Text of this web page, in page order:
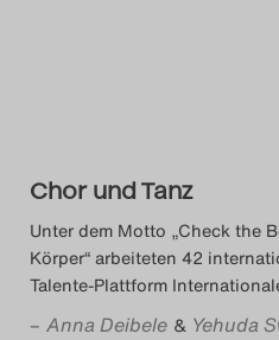
Das
Chor und Tanz
Unter dem Motto „Check the
Körper“ arbeiteten 42
Talente-Plattform
– Anna Deibele & Yehuda